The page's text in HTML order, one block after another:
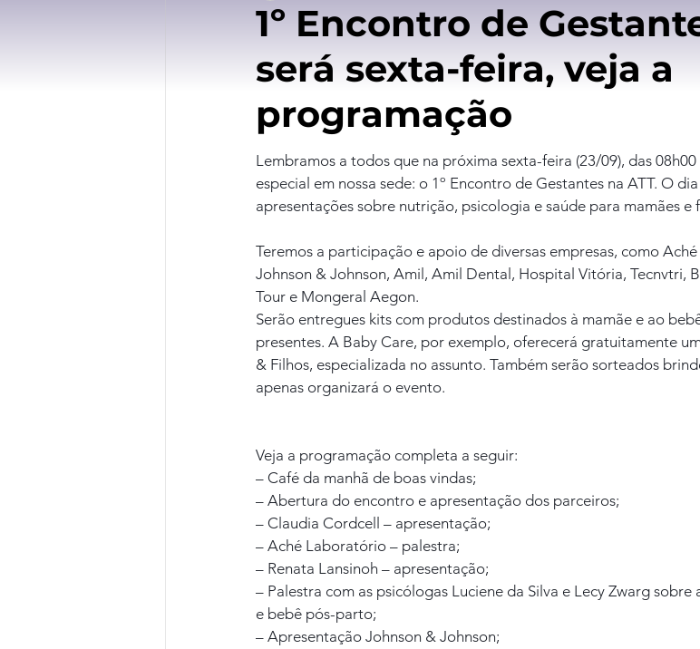
1º Encontro de
será sexta-feira, veja a
programação
Lembramos a todos que na próxima sexta-feira (23/09), das
especial em nossa sede: o 1º Encontro de Gestantes na ATT. O
apresentações sobre nutrição, psicologia e saúde para mamães e
Teremos a participação e apoio de diversas empresas, como
Johnson & Johnson, Amil, Amil Dental, Hospital Vitória, Tecnvtri,
Tour e Mongeral Aegon.
Serão entregues kits com produtos destinados à mamãe e ao
presentes. A Baby Care, por exemplo, oferecerá gratuitamente
& Filhos, especializada no assunto. Também serão sorteados
apenas organizará o evento.
Veja a programação completa a seguir:
– Café da manhã de boas vindas;
– Abertura do encontro e apresentação dos parceiros;
– Claudia Cordcell – apresentação;
– Aché Laboratório – palestra;
– Renata Lansinoh – apresentação;
– Palestra com as psicólogas Luciene da Silva e Lecy Zwarg
e bebê pós-parto;
– Apresentação Johnson & Johnson;